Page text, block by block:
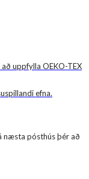
uppfylla OEKO-TEX
efna.
næsta pósthús þér að